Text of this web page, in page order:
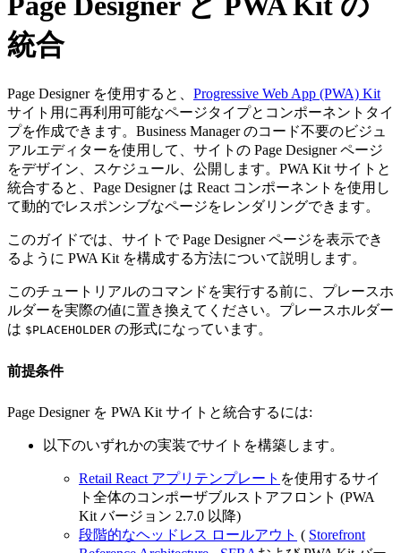
統合
Page Designer を使用すると、 Progressive Web App (PWA) Kit
サイト用に再利用可能なページタイプとコンポーネントタイ
プを作成できます。Business Manager のコード不要のビジュ
アルエディターを使用して、サイトの Page Designer ページ
をデザイン、スケジュール、公開します。PWA Kit サイトと
統合すると、Page Designer は React コンポーネントを使用し
て動的でレスポンシブなページをレンダリングできます。
このガイドでは、サイトで Page Designer ページを表示でき
るように PWA Kit を構成する方法について説明します。
このチュートリアルのコマンドを実行する前に、プレースホ
ルダーを実際の値に置き換えてください。プレースホルダー
は $PLACEHOLDER の形式になっています。
前提条件
Page Designer を PWA Kit サイトと統合するには:
以下のいずれかの実装でサイトを構築します。
Retail React アプリテンプレート を使用するサイ
ト全体のコンポーザブルストアフロント (PWA
Kit バージョン 2.7.0 以降)
段階的なヘッドレス ロールアウト ( Storefront